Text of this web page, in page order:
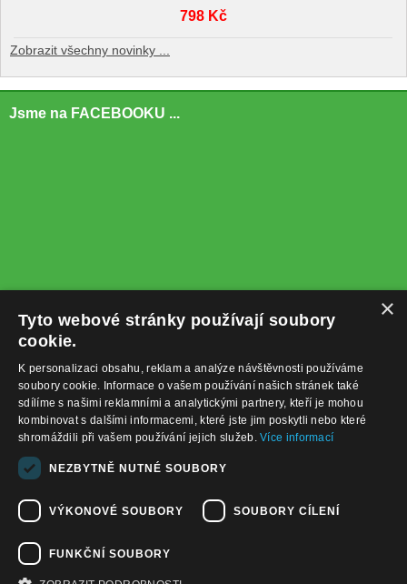
798 Kč
Zobrazit všechny novinky ...
Jsme na FACEBOOKU ...
+420732122225
obchod@baterie-nabijecka.cz
Navigace
Úvodní strana
×
Tyto webové stránky používají soubory
cookie.
K personalizaci obsahu, reklam a analýze návštěvnosti používáme
soubory cookie. Informace o vašem používání našich stránek také
sdílíme s našimi reklamními a analytickými partnery, kteří je mohou
kombinovat s dalšími informacemi, které jste jim poskytli nebo které
shromáždili při vašem používání jejich služeb.Více informací
NEZBYTNĚ NUTNÉ SOUBORY
VÝKONOVÉ SOUBORY SOUBORY CÍLENÍ
FUNKČNÍ SOUBORY